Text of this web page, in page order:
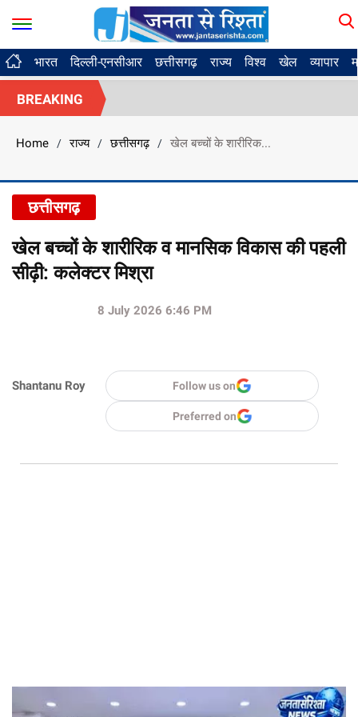
भारत दिल्ली-एनसीआर छत्तीसगढ़ राज्य विश्व खेल व्यापार
BREAKING
Home / राज्य / छत्तीसगढ़ / खेल बच्चों के शारीरिक...
छत्तीसगढ़
खेल बच्चों के शारीरिक व मानसिक विकास की पहली
सीढ़ी: कलेक्टर मिश्रा
Shantanu Roy
8 July 2026 6:46 PM
Follow us on
Preferred on